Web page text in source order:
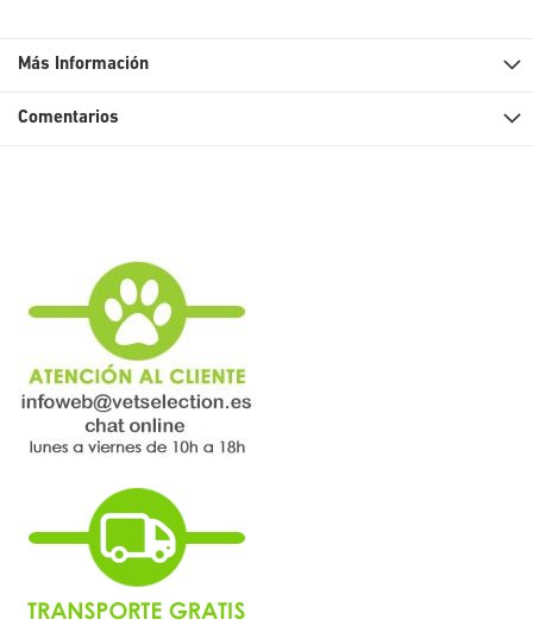
Más Información
Comentarios